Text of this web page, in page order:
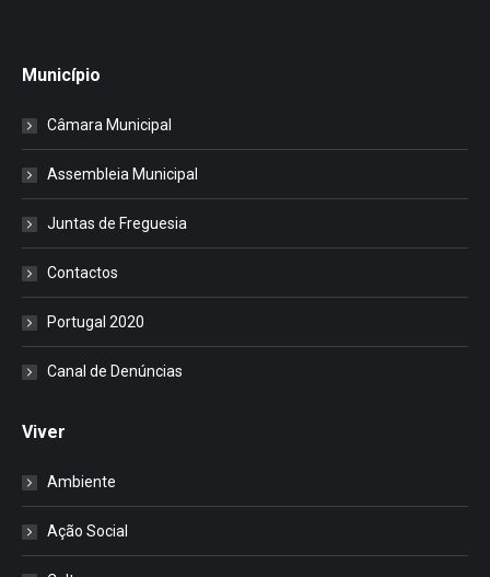
Município
Câmara Municipal
Assembleia Municipal
Juntas de Freguesia
Contactos
Portugal 2020
Canal de Denúncias
Viver
Ambiente
Ação Social